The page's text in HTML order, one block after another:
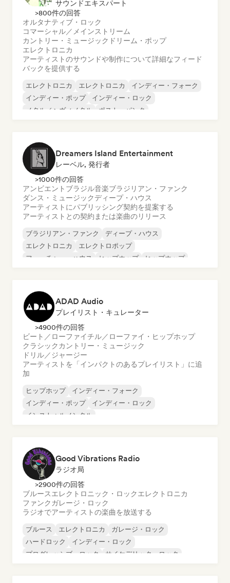
サウンドエキスパート
>800件の回答
オルタナティブ・ロック
コマーシャル／メインストリーム
カントリー・ミュージック ドリーム・ポップ
エレクトロニカ
アーティストのサウンドや制作について詳細なフィード
バックを提供する
エレクトロニカ エレクトロニカ
インディー・フォーク
インディー・ポップ
インディー・ロック
メタル／ヘヴィメタル
ポスト・パンク
Dreamers Island Entertainment
レーベル, 発行者
>1000件の回答
アンビエント ブラジル音楽ブラジリアン・ファンク
ダンス・ミュージックディープ・ハウス
アーティストにパブリッシング契約を提案する
アーティストとの契約または楽曲のリリース
ブラジリアン・ファンク
ディープ・ハウス
エレクトロニカ
エレクトロポップ
フューチャー・ハウス
ヒップホップ
ヒップホップ
ADAD Audio
プレイリスト・キュレーター
>4900件の回答
ビート／ローファイチル／ローファイ・ヒップホップ
クラシック カントリー・ミュージック
ドリル／ジャージー
アーティストを「インパクトのあるプレイリスト」に追
加
ヒップホップ
インディー・フォーク
インディー・ポップ
インディー・ロック
インストゥルメンタル
Good Vibrations Radio
ラジオ局
>2900件の回答
ブルースエレクトロニック・ロックエレクトロニカ
ファンクガレージ・ロック
ラジオでアーティストの楽曲を放送する
ブルース エレクトロニカ
ガレージ・ロック
ハードロック
インディー・ロック
プログレッシブ・ロック
サイケデリック・ロック